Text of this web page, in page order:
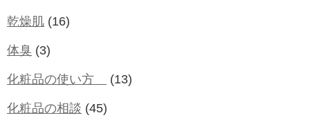
乾燥肌 (16)
体臭 (3)
化粧品の使い方 (13)
化粧品の相談 (45)